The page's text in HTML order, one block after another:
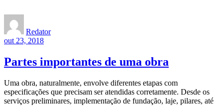
Redator
out 23, 2018
Partes importantes de uma obra
Uma obra, naturalmente, envolve diferentes etapas com
especificações que precisam ser atendidas corretamente. Desde os
serviços preliminares, implementação de fundação, laje, pilares, até